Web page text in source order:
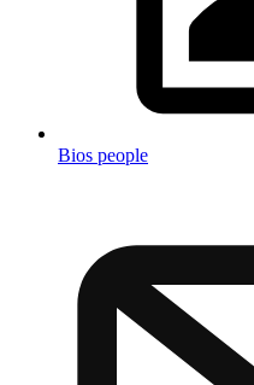
Bios people